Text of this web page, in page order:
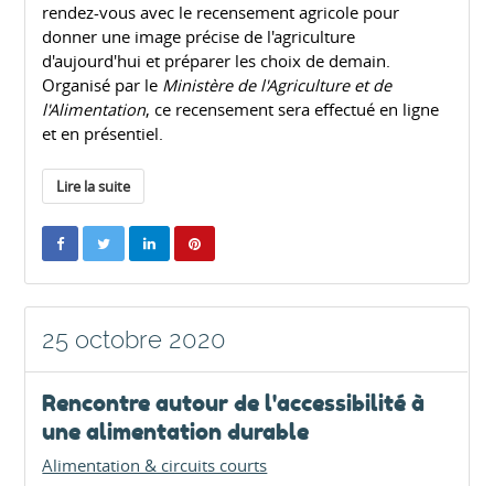
rendez-vous avec le recensement agricole pour
donner une image précise de l'agriculture
d'aujourd'hui et préparer les choix de demain.
Organisé par le Ministère de l'Agriculture et de
l'Alimentation, ce recensement sera effectué en ligne
et en présentiel.
Lire la suite
25 octobre 2020
Rencontre autour de l'accessibilité à
une alimentation durable
Alimentation & circuits courts